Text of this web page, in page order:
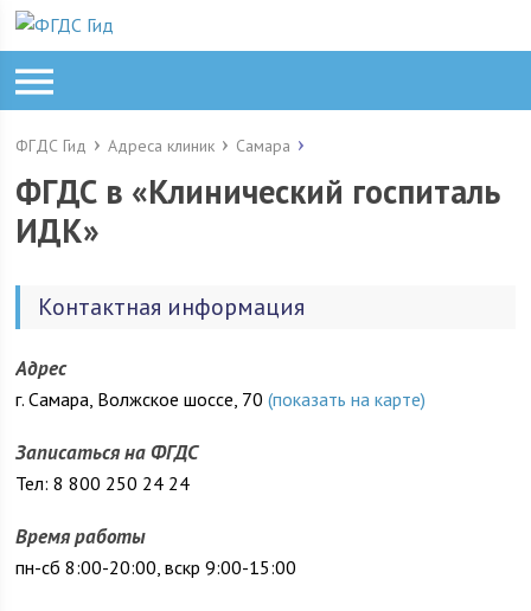
ФГДС Гид Адреса клиник Самара
ФГДС в «Клинический госпиталь
ИДК»
Контактная информация
Адрес
г. Самара, Волжское шоссе, 70(показать на карте)
Записаться на ФГДС
Тел: 8 800 250 24 24
Время работы
пн-сб 8:00-20:00, вскр 9:00-15:00